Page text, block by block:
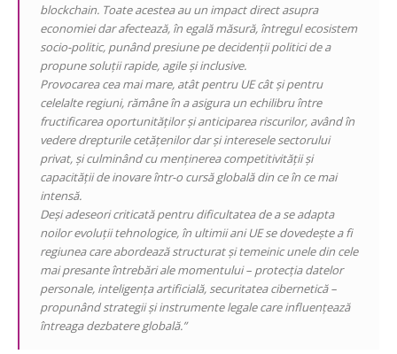
blockchain. Toate acestea au un impact direct asupra
economiei dar afectează, în egală măsură, întregul ecosistem
socio-politic, punând presiune pe decidenții politici de a
propune soluții rapide, agile și inclusive.
Provocarea cea mai mare, atât pentru UE cât și pentru
celelalte regiuni, rămâne în a asigura un echilibru între
fructificarea oportunităților și anticiparea riscurilor, având în
vedere drepturile cetățenilor dar și interesele sectorului
privat, și culminând cu menținerea competitivității și
capacității de inovare într-o cursă globală din ce în ce mai
intensă.
Deși adeseori criticată pentru dificultatea de a se adapta
noilor evoluții tehnologice, în ultimii ani UE se dovedește a fi
regiunea care abordează structurat și temeinic unele din cele
mai presante întrebări ale momentului – protecția datelor
personale, inteligența artificială, securitatea cibernetică –
propunând strategii și instrumente legale care influențează
întreaga dezbatere globală.”